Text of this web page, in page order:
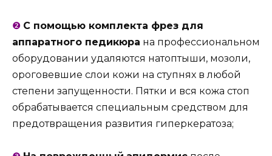
❷ С помощью комплекта фрез для
аппаратного педикюра на профессиональном
оборудовании удаляются натоптыши, мозоли,
ороговевшие слои кожи на ступнях в любой
степени запущенности. Пятки и вся кожа стоп
обрабатывается специальным средством для
предотвращения развития гиперкератоза;